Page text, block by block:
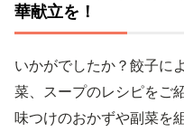
華献立を！
いかがでしたか？餃子に
菜、スープのレシピをご
味つけのおかずや副菜を